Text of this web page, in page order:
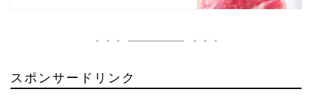
スポンサードリンク